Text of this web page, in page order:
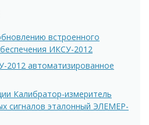
встроенного
ИКСУ-2012
2012 автоматизированное
Калибратор-измеритель
сигналов эталонный ЭЛЕМЕР-